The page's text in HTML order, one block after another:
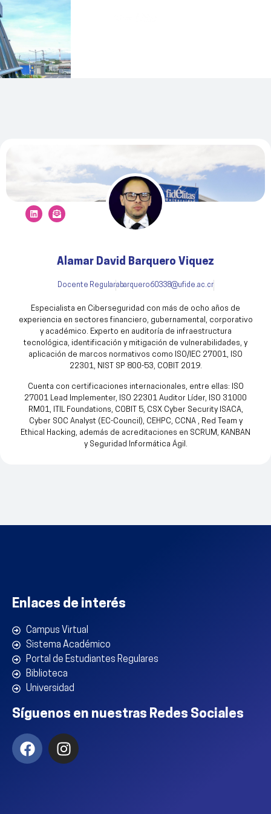
Alamar David Barquero Viquez
Docente Regularabarquero60338@ufide.ac.cr
Especialista en Ciberseguridad con más de ocho años de
experiencia en sectores financiero, gubernamental, corporativo
y académico. Experto en auditoría de infraestructura
tecnológica, identificación y mitigación de vulnerabilidades, y
aplicación de marcos normativos como ISO/IEC 27001, ISO
22301, NIST SP 800-53, COBIT 2019.
Cuenta con certificaciones internacionales, entre ellas: ISO
27001 Lead Implementer, ISO 22301 Auditor Líder, ISO 31000
RM01, ITIL Foundations, COBIT 5, CSX Cyber Security ISACA,
Cyber SOC Analyst (EC-Council), CEHPC, CCNA , Red Team y
Ethical Hacking, además de acreditaciones en SCRUM, KANBAN
y Seguridad Informática Ágil.
Enlaces de interés
Campus Virtual
Sistema Académico
Portal de Estudiantes Regulares
Biblioteca
Universidad
Síguenos en nuestras Redes Sociales